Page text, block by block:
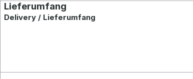
Lieferumfang
Delivery / Lieferumfang